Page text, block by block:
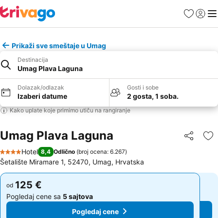
FavoritiPrijavi
Prikaži sve smeštaje u Umag
Destinacija
Umag Plava Laguna
Dolazak/odlazak
Izaberi datume
Gosti i sobe
2 gosta, 1 soba.
Kako uplate koje primimo utiču na rangiranje
Umag Plava Laguna Deli
4 Zvezdice
Hotel 8,4 Odlično (broj ocena: 6.267)
Šetalište Miramare 1, 52470, Umag, Hrvatska
od 125 €
Pogledaj cene sa 5 sajtova
Pogledaj cene
od 125 €
Pogledaj cene sa 5 sajtova
Pogledaj cene